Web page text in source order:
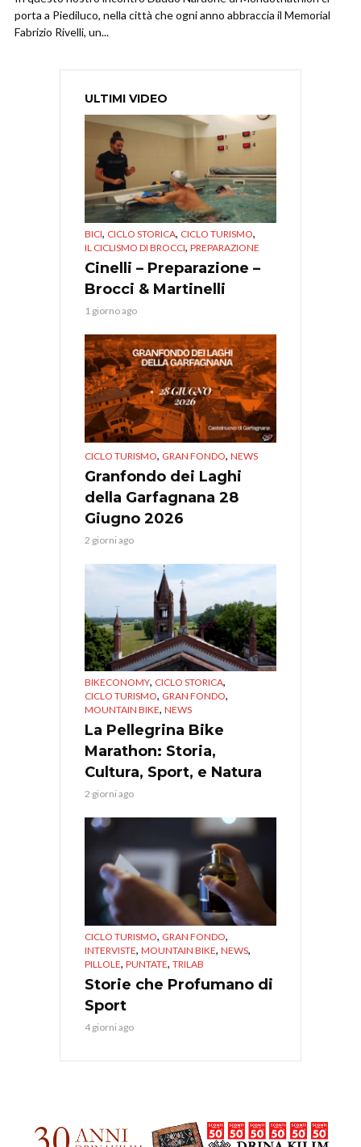
porta a Piediluco, nella città che ogni anno abbraccia il Memorial
Fabrizio Rivelli, un...
ULTIMI VIDEO
BICI, CICLO STORICA, CICLO TURISMO,
IL CICLISMO DI BROCCI, PREPARAZIONE
Cinelli – Preparazione –
Brocci & Martinelli
1 giorno ago
CICLO TURISMO, GRAN FONDO, NEWS
Granfondo dei Laghi
della Garfagnana 28
Giugno 2026
2 giorni ago
BIKECONOMY, CICLO STORICA,
CICLO TURISMO, GRAN FONDO,
MOUNTAIN BIKE, NEWS
La Pellegrina Bike
Marathon: Storia,
Cultura, Sport, e Natura
2 giorni ago
CICLO TURISMO, GRAN FONDO,
INTERVISTE, MOUNTAIN BIKE, NEWS,
PILLOLE, PUNTATE, TRILAB
Storie che Profumano di
Sport
4 giorni ago